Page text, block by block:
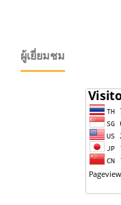
ผู้เยี่ยมชม